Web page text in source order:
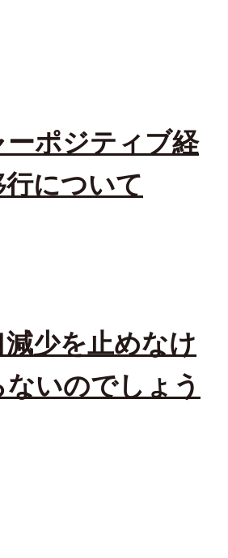
ーポジティブ経
について
少を止めなけ
いのでしょう